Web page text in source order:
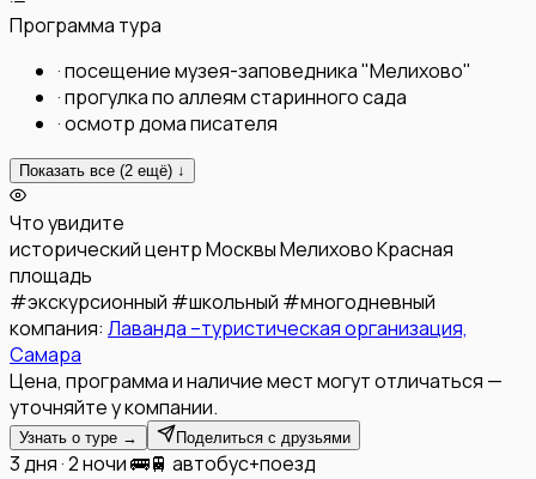
Программа тура
·посещение музея-заповедника "Мелихово"
·прогулка по аллеям старинного сада
·осмотр дома писателя
Показать все (2 ещё) ↓
Что увидите
исторический центр МосквыМелиховоКрасная
площадь
#экскурсионный #школьный #многодневный
компания: Лаванда –туристическая организация,
Самара
Цена, программа и наличие мест могут отличаться —
уточняйте у компании.
Узнать о туре → Поделиться с друзьями
3 дня · 2 ночи🚌🚆 автобус+поезд